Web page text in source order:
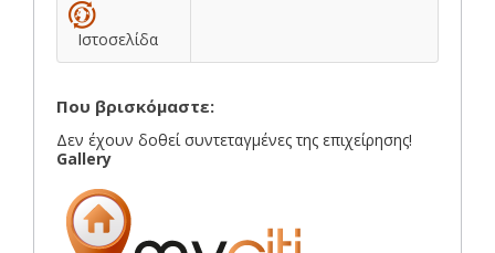
Ιστοσελίδα
Που βρισκόμαστε:
Δεν έχουν δοθεί συντεταγμένες της επιχείρησης!
Gallery